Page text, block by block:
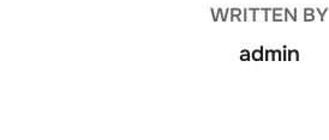
WRITTEN BY
admin